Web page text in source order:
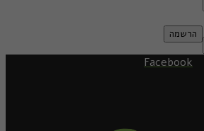
Facebook